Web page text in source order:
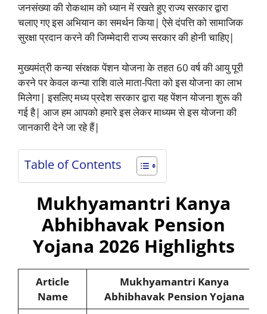
जनसंख्या की रोकथाम को ध्यान में रखते हुए राज्य सरकार द्वारा
चलाए गए इस अभियान का समर्थन किया| ऐसे दंपत्ति को सामाजिक
सुरक्षा प्रदान करने की जिम्मेदारी राज्य सरकार की होनी चाहिए|
मुख्यमंत्री कन्या संरक्षक पेंशन योजना के तहत 60 वर्ष की आयु पूरी
करने पर केवल कन्या राशि वाले माता-पिता को इस योजना का लाभ
मिलेगा| इसलिए मध्य प्रदेश सरकार द्वारा यह पेंशन योजना शुरू की
गई है| आज हम आपको हमारे इस लेकर माध्यम से इस योजना की
जानकारी देने जा रहे हैं|
Table of Contents
Mukhyamantri Kanya
Abhibhavak Pension
Yojana 2026 Highlights
Article
Name
Mukhyamantri Kanya
Abhibhavak Pension Yojana